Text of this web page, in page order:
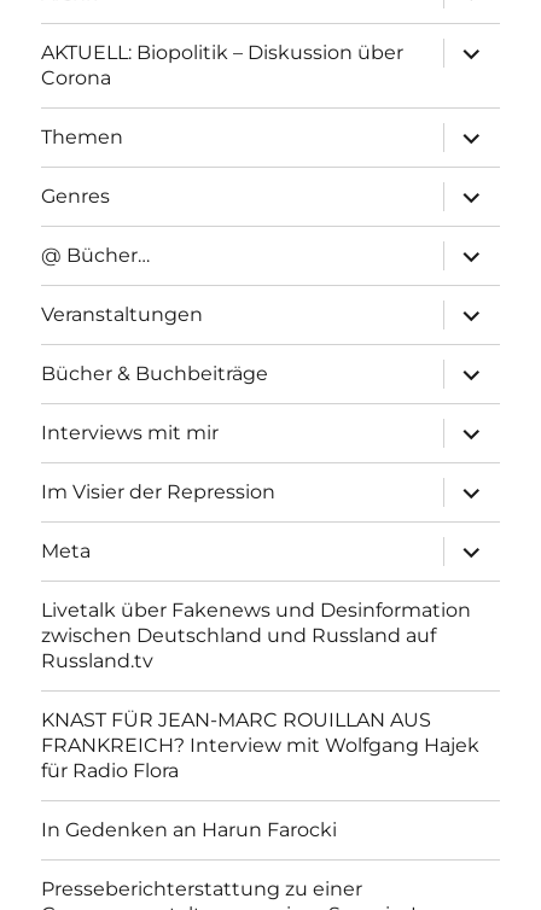
anzeigen
AKTUELL: Biopolitik – Diskussion über
Corona
anzeigen
Themen
anzeigen
Genres
anzeigen
@ Bücher…
anzeigen
Veranstaltungen
anzeigen
Bücher & Buchbeiträge
anzeigen
Interviews mit mir
anzeigen
Im Visier der Repression
anzeigen
Meta
anzeigen
Livetalk über Fakenews und Desinformation
zwischen Deutschland und Russland auf
Russland.tv
KNAST FÜR JEAN-MARC ROUILLAN AUS
FRANKREICH? Interview mit Wolfgang Hajek
für Radio Flora
In Gedenken an Harun Farocki
Presseberichterstattung zu einer